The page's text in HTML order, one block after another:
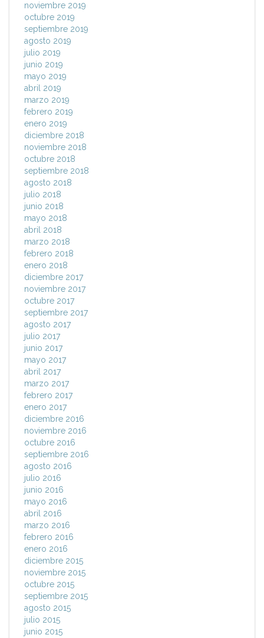
noviembre 2019
octubre 2019
septiembre 2019
agosto 2019
julio 2019
junio 2019
mayo 2019
abril 2019
marzo 2019
febrero 2019
enero 2019
diciembre 2018
noviembre 2018
octubre 2018
septiembre 2018
agosto 2018
julio 2018
junio 2018
mayo 2018
abril 2018
marzo 2018
febrero 2018
enero 2018
diciembre 2017
noviembre 2017
octubre 2017
septiembre 2017
agosto 2017
julio 2017
junio 2017
mayo 2017
abril 2017
marzo 2017
febrero 2017
enero 2017
diciembre 2016
noviembre 2016
octubre 2016
septiembre 2016
agosto 2016
julio 2016
junio 2016
mayo 2016
abril 2016
marzo 2016
febrero 2016
enero 2016
diciembre 2015
noviembre 2015
octubre 2015
septiembre 2015
agosto 2015
julio 2015
junio 2015